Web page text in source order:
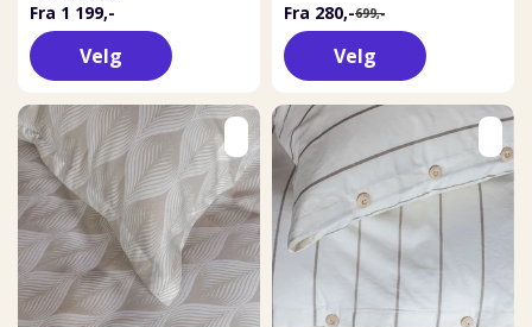
Fra 1 199,-
Velg
Fra 280,-699,-
Velg